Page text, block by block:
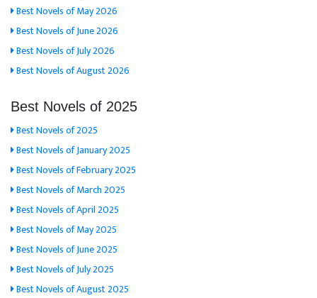
Best Novels of May 2026
Best Novels of June 2026
Best Novels of July 2026
Best Novels of August 2026
Best Novels of 2025
Best Novels of 2025
Best Novels of January 2025
Best Novels of February 2025
Best Novels of March 2025
Best Novels of April 2025
Best Novels of May 2025
Best Novels of June 2025
Best Novels of July 2025
Best Novels of August 2025